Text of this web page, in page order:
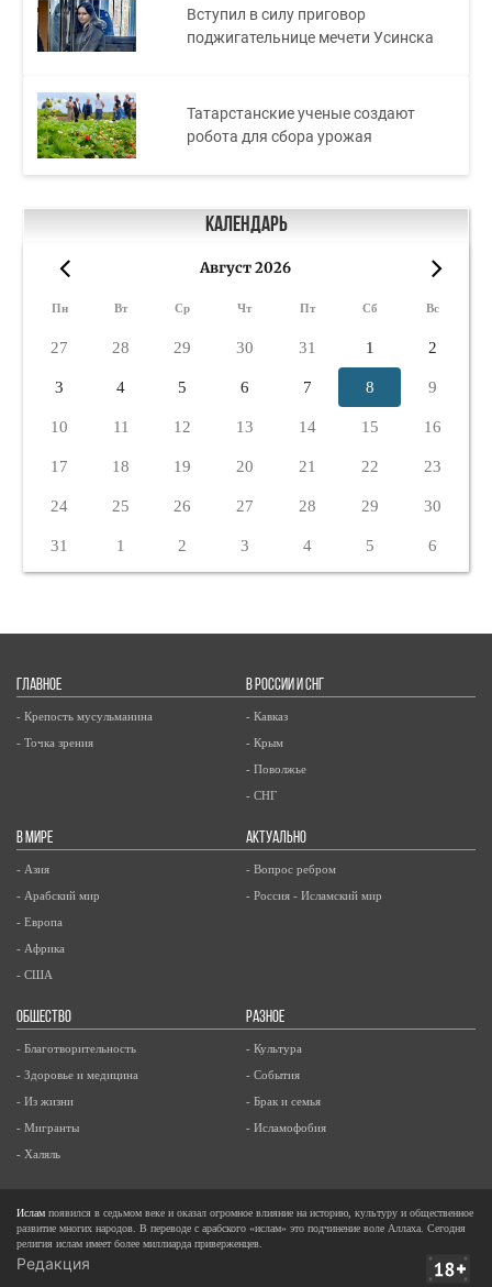
Вступил в силу приговор
поджигательнице мечети Усинска
Татарстанские ученые создают
робота для сбора урожая
Календарь
Август 2026
Пн Вт Ср Чт Пт Сб Вс
27 28 29 30 31 1 2
3 4 5 6 7 8 9
10 11 12 13 14 15 16
17 18 19 20 21 22 23
24 25 26 27 28 29 30
31 1 2 3 4 5 6
ГЛАВНОЕ
- Крепость мусульманина
- Точка зрения
В РОССИИ И СНГ
- Кавказ
- Крым
- Поволжье
- СНГ
В МИРЕ
- Азия
- Арабский мир
- Европа
- Африка
- США
АКТУАЛЬНО
- Вопрос ребром
- Россия - Исламский мир
ОБЩЕСТВО
- Благотворительность
- Здоровье и медицина
- Из жизни
- Мигранты
- Халяль
РАЗНОЕ
- Культура
- События
- Брак и семья
- Исламофобия
Ислам появился в седьмом веке и оказал огромное влияние на историю, культуру и общественное
развитие многих народов. В переводе с арабского «ислам» это подчинение воле Аллаха. Сегодня
религия ислам имеет более миллиарда приверженцев.
Редакция